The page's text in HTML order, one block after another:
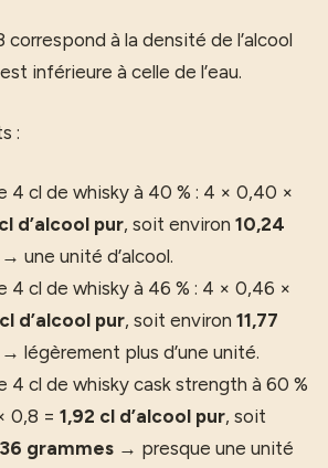
à la densité de l’alcool
inférieure à celle de l’eau.
:
4 cl de whisky à 40 % : 4 × 0,40 ×
d’alcool pur, soit environ 10,24
→ une unité d’alcool.
4 cl de whisky à 46 % : 4 × 0,46 ×
d’alcool pur, soit environ 11,77
→ légèrement plus d’une unité.
4 cl de whisky cask strength à 60 %
0,8 = 1,92 cl d’alcool pur, soit
grammes → presque une unité